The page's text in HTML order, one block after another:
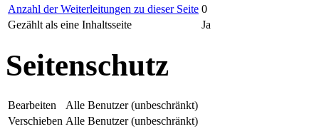
Anzahl der Weiterleitungen zu dieser Seite 0
Gezählt als eine Inhaltsseite
Ja
Seitenschutz
Bearbeiten
Alle Benutzer (unbeschränkt)
Verschieben Alle Benutzer (unbeschränkt)